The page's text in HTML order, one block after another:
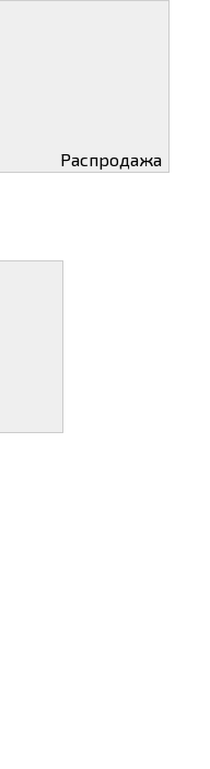
Распродажа